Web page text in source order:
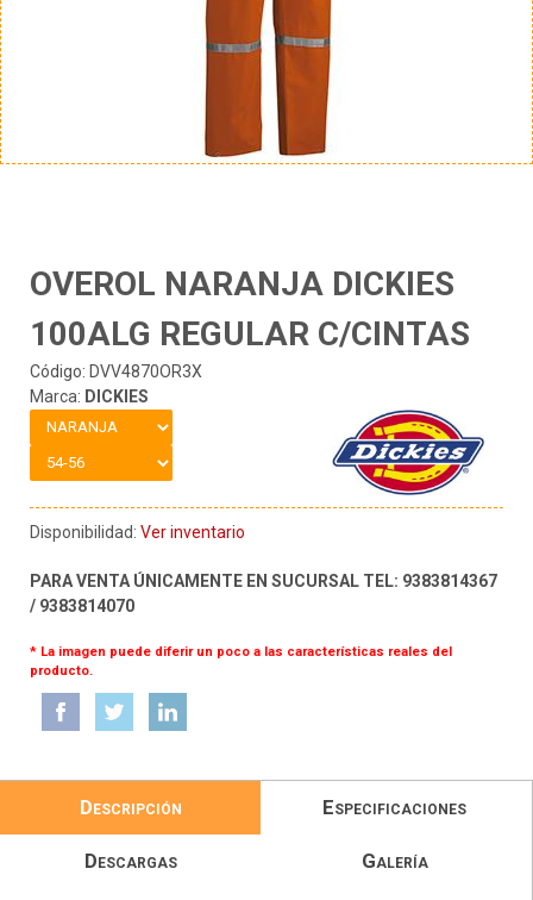
OVEROL NARANJA DICKIES
100ALG REGULAR C/CINTAS
Código: DVV4870OR3X
Marca: DICKIES
Disponibilidad: Ver inventario
PARA VENTA ÚNICAMENTE EN SUCURSAL TEL: 9383814367
/ 9383814070
* La imagen puede diferir un poco a las características reales del
producto.
Descripción Especificaciones
Descargas Galería